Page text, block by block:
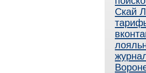
Скай